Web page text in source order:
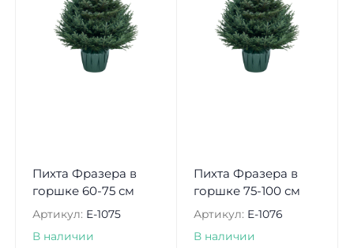
Пихта Фразера в
горшке 60-75 см
Артикул: E-1075
В наличии
Пихта Фразера в
горшке 75-100 см
Артикул: E-1076
В наличии